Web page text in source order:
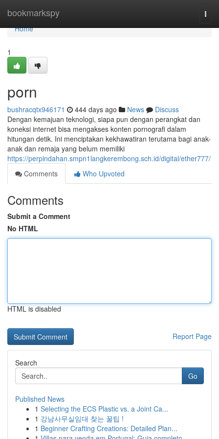
bookmarkspy
Home
Home
1
porn
bushracqtx946171 444 days ago News
Discuss
Dengan kemajuan teknologi, siapa pun dengan perangkat dan
koneksi internet bisa mengakses konten pornografi dalam
hitungan detik. Ini menciptakan kekhawatiran terutama bagi anak-
anak dan remaja yang belum memiliki
https://perpindahan.smpn1langkerembong.sch.id/digital/ether777/
Comments
Who Upvoted
Comments
Submit a Comment
No HTML
HTML is disabled
Report Page
Search
Go
Published News
1 Selecting the ECS Plastic vs. a Joint Ca...
1 강남사무실임대 찾는 꿀팁 !
1 Beginner Crafting Creations: Detailed Plan...